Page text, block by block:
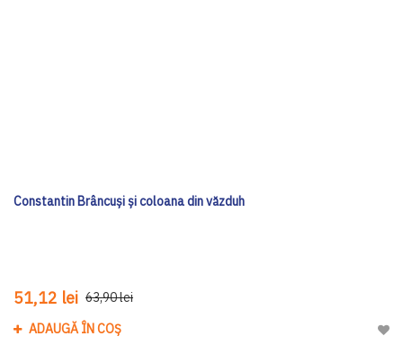
Constantin Brâncuși și coloana din văzduh
51,12 lei 63,90 lei
ADAUGĂ ÎN COȘ